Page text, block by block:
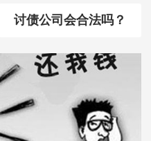
讨债公司会合法吗？